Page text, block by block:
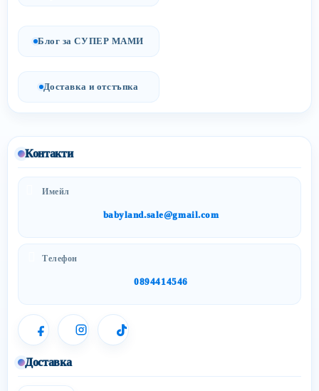
Блог за СУПЕР МАМИ
Доставка и отстъпка
Контакти
Имейл
babyland.sale@gmail.com
Телефон
0894414546
Доставка